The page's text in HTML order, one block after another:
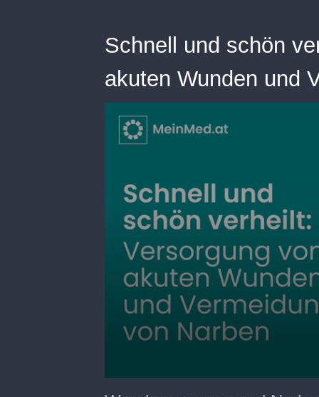
Schnell und schön
akuten Wunden und
seconds